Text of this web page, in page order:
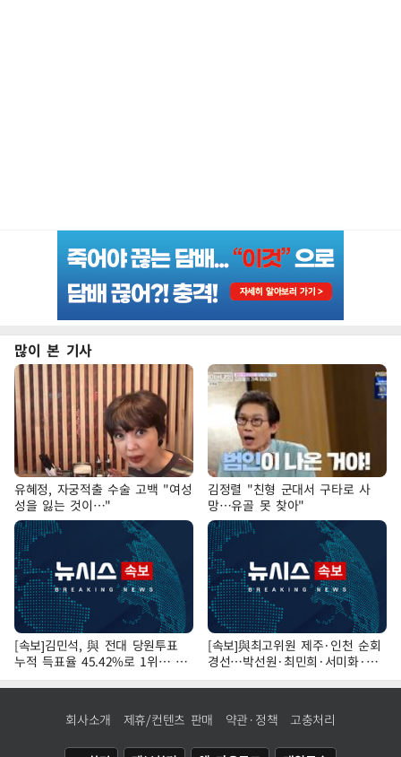
많이 본 기사
유혜정, 자궁적출 수술 고백 "여성
성을 잃는 것이…"
김정렬 "친형 군대서 구타로 사
망…유골 못 찾아"
[속보]김민석, 與 전대 당원투표
누적 득표율 45.42%로 1위… 정
청래 44.56%
[속보]與최고위원 제주·인천 순회
경선…박선원·최민희·서미화·한
민수·김용 순
회사소개 제휴/컨텐츠 판매 약관·정책 고충처리